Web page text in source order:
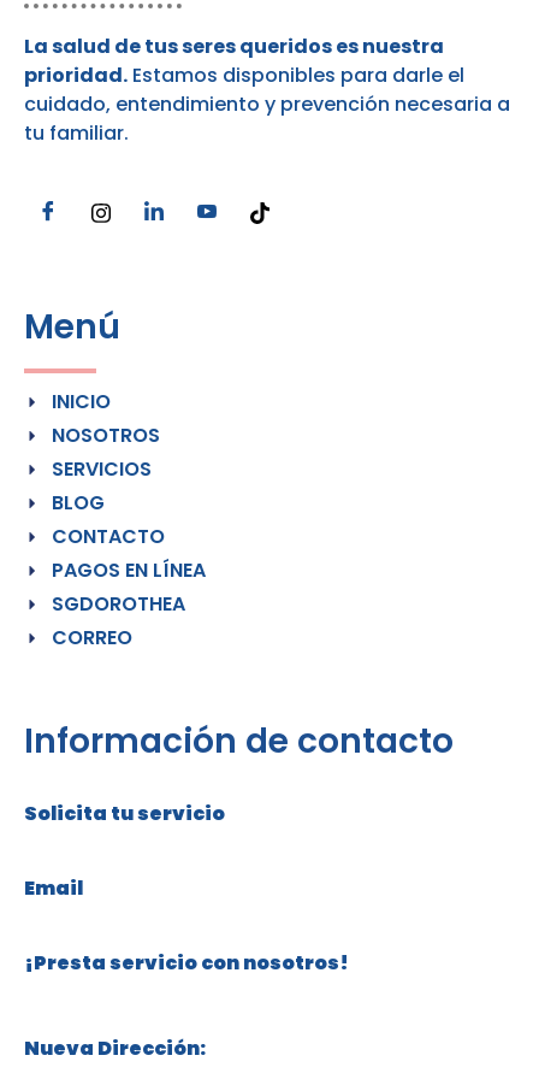
La salud de tus seres queridos es nuestra
prioridad. Estamos disponibles para darle el
cuidado, entendimiento y prevención necesaria a
tu familiar.
Menú
INICIO
NOSOTROS
SERVICIOS
BLOG
CONTACTO
PAGOS EN LÍNEA
SGDOROTHEA
CORREO
Información de contacto
Solicita tu servicio
Email
¡Presta servicio con nosotros!
Nueva Dirección: